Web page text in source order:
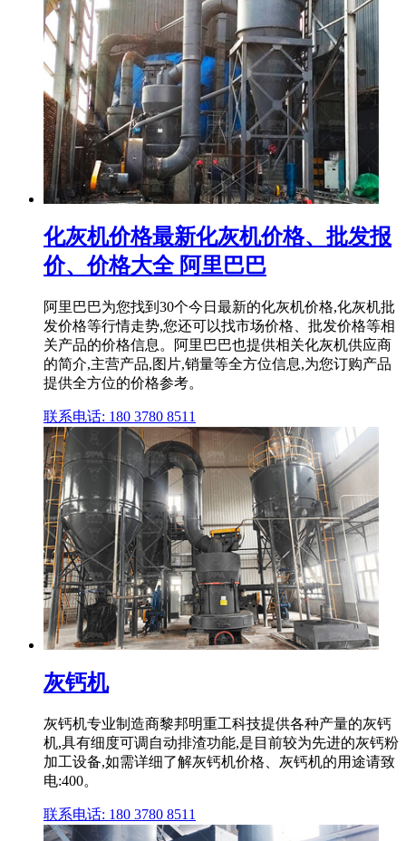
化灰机价格最新化灰机价格、批发报
价、价格大全 阿里巴巴
阿里巴巴为您找到30个今日最新的化灰机价格,化灰机批
发价格等行情走势,您还可以找市场价格、批发价格等相
关产品的价格信息。阿里巴巴也提供相关化灰机供应商
的简介,主营产品,图片,销量等全方位信息,为您订购产品
提供全方位的价格参考。
联系电话: 180 3780 8511
灰钙机
灰钙机专业制造商黎邦明重工科技提供各种产量的灰钙
机,具有细度可调自动排渣功能,是目前较为先进的灰钙粉
加工设备,如需详细了解灰钙机价格、灰钙机的用途请致
电:400。
联系电话: 180 3780 8511